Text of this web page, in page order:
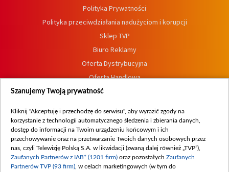
Polityka Prywatności
Polityka przeciwdziałania nadużyciom i korupcji
Sklep TVP
Biuro Reklamy
Oferta Dystrybucyjna
Oferta Handlowa
Dostępność
Procedura zgłoszeń wewnętrznych
Szanujemy Twoją prywatność
Kliknij "Akceptuję i przechodzę do serwisu", aby wyrazić zgody na
korzystanie z technologii automatycznego śledzenia i zbierania danych,
dostęp do informacji na Twoim urządzeniu końcowym i ich
przechowywanie oraz na przetwarzanie Twoich danych osobowych przez
nas, czyli Telewizję Polską S.A. w likwidacji (zwaną dalej również „TVP”),
Zaufanych Partnerów z IAB* (1201 firm) oraz pozostałych Zaufanych
Partnerów TVP (93 firm) , w celach marketingowych (w tym do